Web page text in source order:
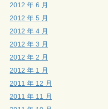
2012 年 6 月
2012 年 5 月
2012 年 4 月
2012 年 3 月
2012 年 2 月
2012 年 1 月
2011 年 12 月
2011 年 11 月